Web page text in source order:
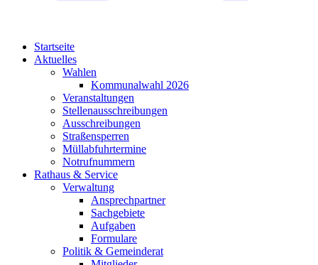
Startseite
Aktuelles
Wahlen
Kommunalwahl 2026
Veranstaltungen
Stellenausschreibungen
Ausschreibungen
Straßensperren
Müllabfuhrtermine
Notrufnummern
Rathaus & Service
Verwaltung
Ansprechpartner
Sachgebiete
Aufgaben
Formulare
Politik & Gemeinderat